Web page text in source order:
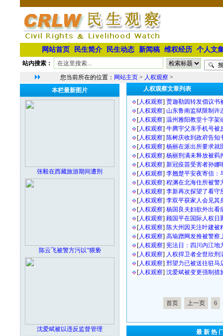
网站首页 民生简介 民生动态 新闻稿 维权经历 个人文
站内搜索：
您当前所在的位置： 网站主页 > 人权观察 >
本栏最新图片
张毅在西藏旅游期间遭刑
陈云飞被警方污以“猥亵
沈爱斌被以违反监督管理
人权观察文章列表
[人权观察] 贾迦勒因转发倡议书
[人权观察] 山东鲁南监狱限制许
[人权观察] 温州雅阳教堂十字架
[人权观察] 牛腾宇父亲手机号被
[人权观察] 陈树庆收到政府告知
[人权观察] 杨丽在派出所要求就
[人权观察] 杨丽刑满未释放被羁
[人权观察] 新冠疫苗受害者孙娜
[人权观察] 李翘楚平安夜寄信：
[人权观察] 程渊在北海住所被警
[人权观察] 李新再次探望了看守
[人权观察] 李双平获家人会见其
[人权观察] 杨国良夫妇欲外出看
[人权观察] 顾国平在国际人权日
[人权观察] 陈大州因关注叶建被
[人权观察] 高瑜蹭网发推被警察
[人权观察] 宪法日：四川内江地
[人权观察] 人权捍卫者全世欣刑
[人权观察] 邢望力已被送往驻马
[人权观察] 沈爱斌被变更强制措
首页 上一页 6
最 新 热